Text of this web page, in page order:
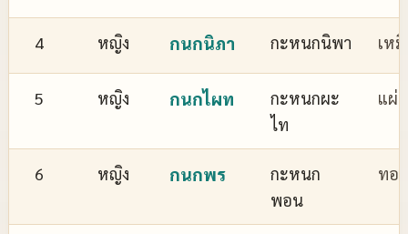
4 หญิง กนกนิภา กะหนกนิพา เห
5 หญิง กนกไผท
กะหนกผะ
ไท
แผ่
6 หญิง กนกพร
กะหนก
พอน
ทอ